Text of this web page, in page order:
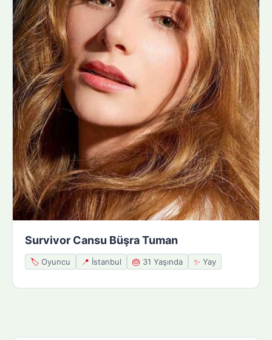
Survivor Cansu Büşra Tuman
🏷️ Oyuncu 📍 İstanbul 🎂 31 Yaşında ✨ Yay